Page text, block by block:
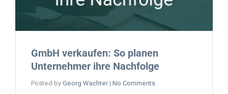
GmbH verkaufen: So planen
Unternehmer ihre Nachfolge
Posted by Georg Wachter | No Comments